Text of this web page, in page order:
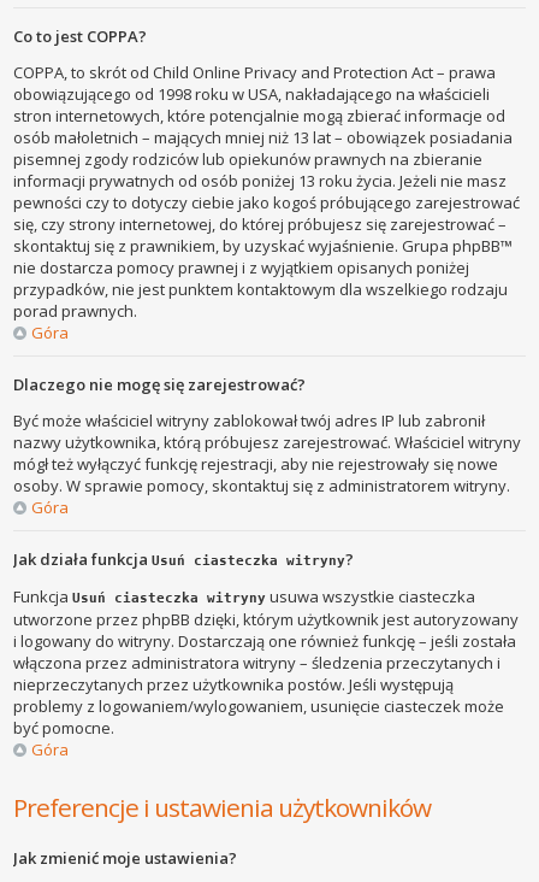
Co to jest COPPA?
COPPA, to skrót od Child Online Privacy and Protection Act – prawa
obowiązującego od 1998 roku w USA, nakładającego na właścicieli
stron internetowych, które potencjalnie mogą zbierać informacje od
osób małoletnich – mających mniej niż 13 lat – obowiązek posiadania
pisemnej zgody rodziców lub opiekunów prawnych na zbieranie
informacji prywatnych od osób poniżej 13 roku życia. Jeżeli nie masz
pewności czy to dotyczy ciebie jako kogoś próbującego zarejestrować
się, czy strony internetowej, do której próbujesz się zarejestrować –
skontaktuj się z prawnikiem, by uzyskać wyjaśnienie. Grupa phpBB™
nie dostarcza pomocy prawnej i z wyjątkiem opisanych poniżej
przypadków, nie jest punktem kontaktowym dla wszelkiego rodzaju
porad prawnych.
Góra
Dlaczego nie mogę się zarejestrować?
Być może właściciel witryny zablokował twój adres IP lub zabronił
nazwy użytkownika, którą próbujesz zarejestrować. Właściciel witryny
mógł też wyłączyć funkcję rejestracji, aby nie rejestrowały się nowe
osoby. W sprawie pomocy, skontaktuj się z administratorem witryny.
Góra
Jak działa funkcjaUsuń ciasteczka witryny?
FunkcjaUsuń ciasteczka witryny usuwa wszystkie ciasteczka
utworzone przez phpBB dzięki, którym użytkownik jest autoryzowany
i logowany do witryny. Dostarczają one również funkcję – jeśli została
włączona przez administratora witryny – śledzenia przeczytanych i
nieprzeczytanych przez użytkownika postów. Jeśli występują
problemy z logowaniem/wylogowaniem, usunięcie ciasteczek może
być pomocne.
Góra
Preferencje i ustawienia użytkowników
Jak zmienić moje ustawienia?